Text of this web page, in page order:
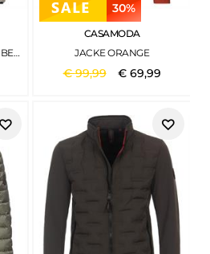
STEPPJACKE MIT KAPUZE BEIGE
30%
CASAMODA
JACKE ORANGE
€99,99 € 69,99